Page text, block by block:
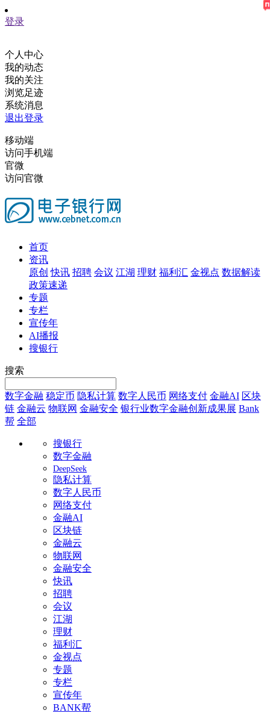
登录
个人中心
我的动态
我的关注
浏览足迹
系统消息
退出登录
移动端
访问手机端
官微
访问官微
首页
资讯
原创 快讯 招聘 会议 江湖 理财 福利汇 金视点 数据解读
政策速递
专题
专栏
宣传年
AI播报
搜银行
搜索
数字金融 稳定币 隐私计算 数字人民币 网络支付 金融AI 区块
链 金融云 物联网 金融安全 银行业数字金融创新成果展 Bank
帮 全部
搜银行
数字金融
DeepSeek
隐私计算
数字人民币
网络支付
金融AI
区块链
金融云
物联网
金融安全
快讯
招聘
会议
江湖
理财
福利汇
金视点
专题
专栏
宣传年
BANK帮